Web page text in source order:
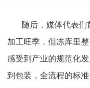
随后，媒体代表们
加工旺季，但冻库里
感受到产业的规范化
到包装，全流程的标